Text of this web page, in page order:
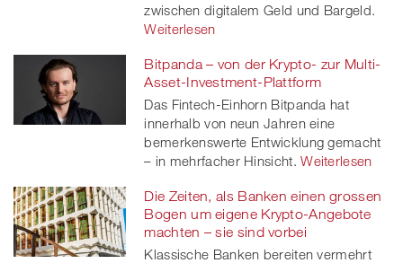
zwischen digitalem Geld und Bargeld.
Weiterlesen
Bitpanda – von der Krypto- zur Multi-
Asset-Investment-Plattform
Das Fintech-Einhorn Bitpanda hat
innerhalb von neun Jahren eine
bemerkenswerte Entwicklung gemacht
– in mehrfacher Hinsicht. Weiterlesen
Die Zeiten, als Banken einen grossen
Bogen um eigene Krypto-Angebote
machten – sie sind vorbei
Klassische Banken bereiten vermehrt